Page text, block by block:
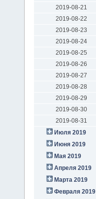
2019-08-21
2019-08-22
2019-08-23
2019-08-24
2019-08-25
2019-08-26
2019-08-27
2019-08-28
2019-08-29
2019-08-30
2019-08-31
Июля 2019
Июня 2019
Мая 2019
Апреля 2019
Марта 2019
Февраля 2019